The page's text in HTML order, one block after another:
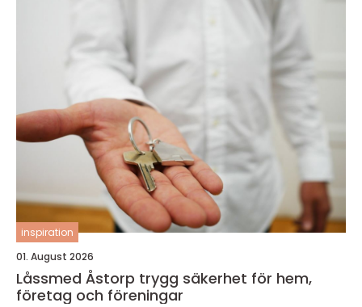
inspiration
01. August 2026
Låssmed Åstorp trygg säkerhet för hem,
företag och föreningar